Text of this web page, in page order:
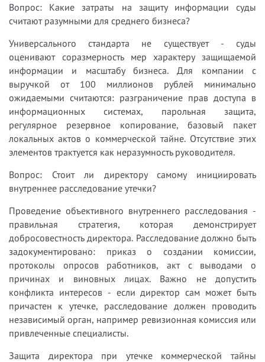
Вопрос: Какие затраты на защиту информации суды
считают разумными для среднего бизнеса?
Универсального стандарта не существует - суды
оценивают соразмерность мер характеру защищаемой
информации и масштабу бизнеса. Для компании с
выручкой от 100 миллионов рублей минимально
ожидаемыми считаются: разграничение прав доступа в
информационных системах, парольная защита,
регулярное резервное копирование, базовый пакет
локальных актов о коммерческой тайне. Отсутствие этих
элементов трактуется как неразумность руководителя.
Вопрос: Стоит ли директору самому инициировать
внутреннее расследование утечки?
Проведение объективного внутреннего расследования -
правильная стратегия, которая демонстрирует
добросовестность директора. Расследование должно быть
задокументировано: приказ о создании комиссии,
протоколы опросов работников, акт с выводами о
причинах и виновных лицах. Важно не допустить
конфликта интересов - если директор сам может быть
причастен к утечке, расследование должен проводить
независимый орган, например ревизионная комиссия или
привлеченные специалисты.
Защита директора при утечке коммерческой тайны